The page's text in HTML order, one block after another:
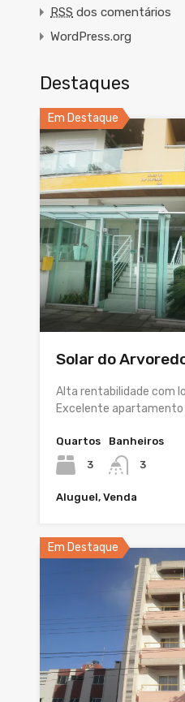
RSS dos comentários
WordPress.org
Destaques
Em Destaque
Solar do
Alta rentabilidade com
Excelente apartamento
Quartos
3
Banheiros
3
Aluguel, Venda
Em Destaque